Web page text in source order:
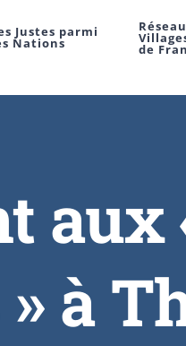
Justes parmi
Nations de
aux
à